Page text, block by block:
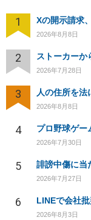
1
2026年8月8日
2 ストーカーか
2026年7月28日
3 人の住所を法
2026年8月8日
4 プロ野球ゲー
2026年7月30日
5
2026年7月27日
6 LINEで会社
2026年8月3日